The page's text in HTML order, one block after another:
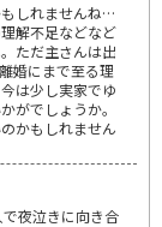
しれませんね…
解不足などなど
ただ主さんは出
婚にまで至る理
は少し実家でゆ
がでしょうか。
かもしれません
夜泣きに向き合